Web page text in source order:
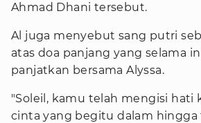
Ahmad Dhani tersebut.
Al juga menyebut sang putri
atas doa panjang yang selama
panjatkan bersama Alyssa.
"Soleil, kamu telah mengisi hati
cinta yang begitu dalam hingga